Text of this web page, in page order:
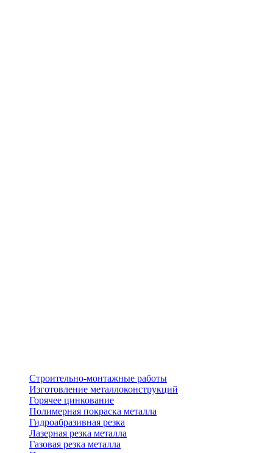
Строительно-монтажные работы
Изготовление металлоконструкций
Горячее цинкование
Полимерная покраска металла
Гидроабразивная резка
Лазерная резка металла
Газовая резка металла